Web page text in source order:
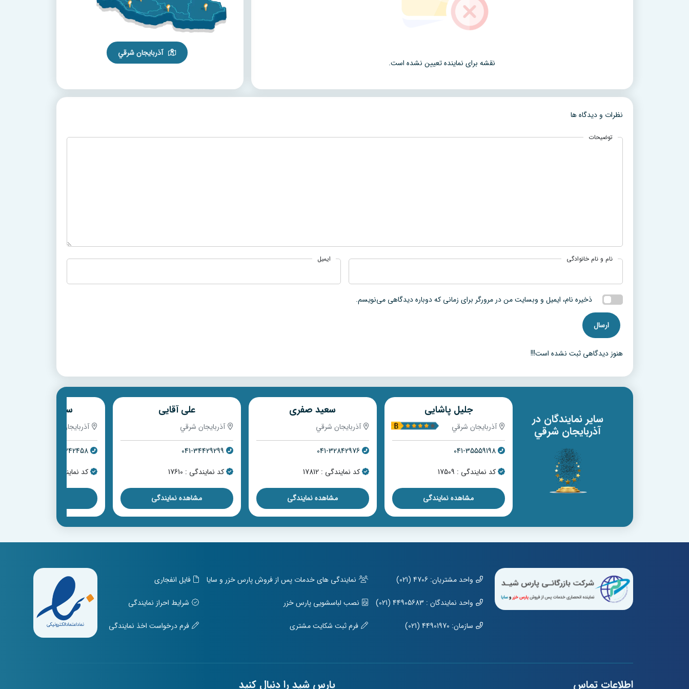
نقشه برای نماینده تعیین نشده است.
آذربايجان شرقي
نظرات و دیدگاه ها
توضیحات
نام و نام خانوادگی ایمیل
ذخیره نام، ایمیل و وبسایت من در مرورگر برای زمانی که دوباره دیدگاهی می‌نویسم.
هنوز دیدگاهی ثبت نشده است!!!
سایر نمایندگان در
آذربايجان شرقي
میلاد محمدزاده نبیی
آذربايجان شرقي
جلیل پاشایی
آذربايجان شرقي
041-35559198
کد نمایندگی : 17509
مشاهده نمایندگی
سعید صفری
آذربايجان شرقي
041-32842976
کد نمایندگی : 17812
مشاهده نمایندگی
علی آقایی
آذربايجان شرقي
041-34429299
کد نمایندگی : 17610
مشاهده نمایندگی
سید ضیاء موفقی
آذربايجان شرقي
041-33342458
کد نمایندگی : 17611
واحد مشتریان: 4706 (021)
واحد نمایندگان : 44905683 (021)
سازمان: 44901970 (021)
نمایندگی های خدمات پس از فروش پارس خزر و سایا
نصب لباسشویی پارس خزر
فرم ثبت شکایت مشتری
فایل انفجاری
شرایط احراز نمایندگی
فرم درخواست اخذ نمایندگی
اطلاعات تماس پارس شید را دنبال کنید